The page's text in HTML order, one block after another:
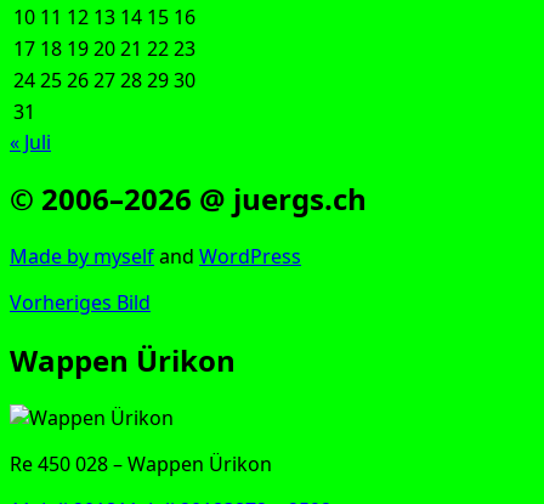
10 11 12 13 14 15 16
17 18 192021 2223
24252627282930
31
« Juli
© 2006–2026 @ juergs.ch
Made by mys­elfand Word­Press
Vorheriges Bild
Wappen Ürikon
Re 450 028 – Wap­pen Ürikon